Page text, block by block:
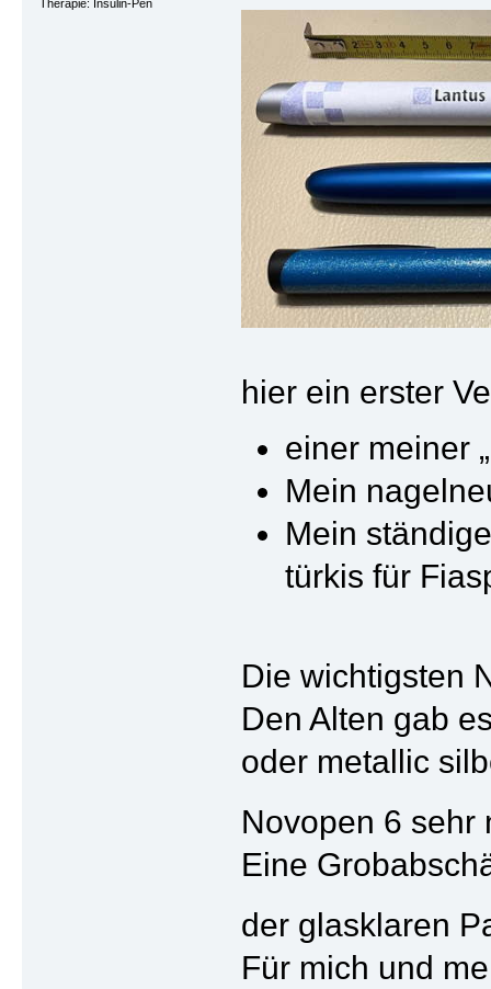
Therapie: Insulin-Pen
hier ein erster
einer meiner
Mein
Mein
türkis für
Die wichtigsten
Den Alten gab
oder metallic
Novopen 6
Eine
der glasklaren
Für mich und